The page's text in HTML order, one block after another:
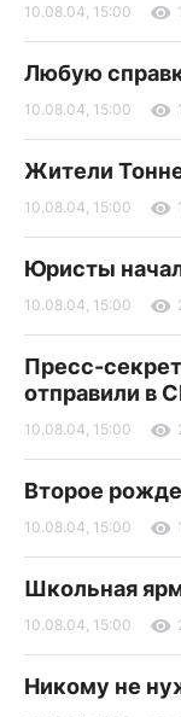
10.08.04, 15:00
Любую
10.08.04, 15:00
Жители
10.08.04, 15:00
Юристы
10.08.04, 15:00
Пресс-
отправили в
10.08.04, 15:00
Второе
10.08.04, 15:00
Школьная
10.08.04, 15:00
Никому не